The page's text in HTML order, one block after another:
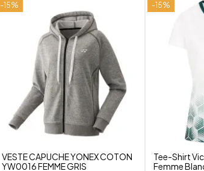
-15%
visibility
VESTE CAPUCHE YONEX COTON
YW0016 FEMME GRIS
-15%
Tee-Shirt
Femme